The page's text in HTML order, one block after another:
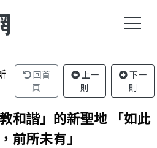
回首
頁
上一
則
下一
則
和諧」的新聖地 「如此
前所未有」